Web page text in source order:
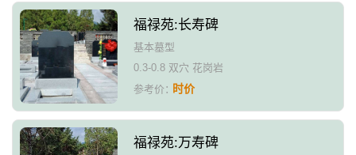
福禄苑:长寿碑
基本墓型
0.3-0.8 双穴 花岗岩
参考价：时价
福禄苑:万寿碑